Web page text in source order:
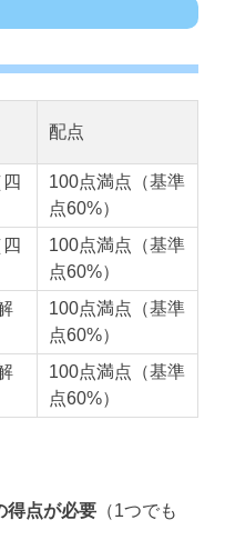
配点
100点満点（基準
点60%）
100点満点（基準
点60%）
100点満点（基準
点60%）
100点満点（基準
点60%）
得点が必要 （1つでも